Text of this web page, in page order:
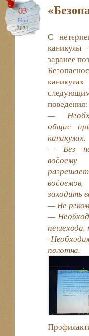
03
Ноя
2021
С
каникулы
заранее
поведения:
—
общие
каникулах.
— Без
заходить
— Не
—
пешехода,
-
полотна.